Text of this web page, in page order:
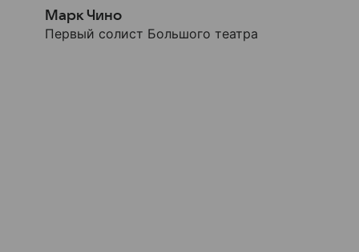
Марк Чино
Первый солист Большого театра